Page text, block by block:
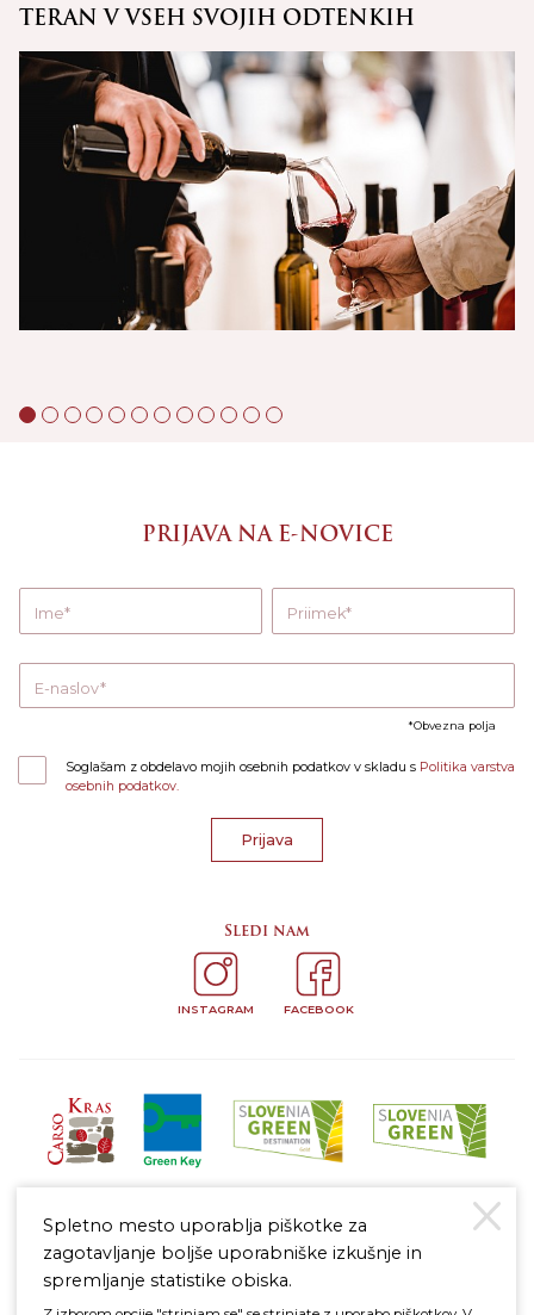
TERAN V VSEH SVOJIH ODTENKIH
PRIJAVA NA E-NOVICE
Ime Priimek
E-naslov
Obvezna polja
Soglašam z obdelavo mojih osebnih podatkov v skladu s Politika varstva
osebnih podatkov.
Prijava
Sledi nam
INSTAGRAM FACEBOOK
Spletno mesto uporablja piškotke za
zagotavljanje boljše uporabniške izkušnje in
spremljanje statistike obiska.